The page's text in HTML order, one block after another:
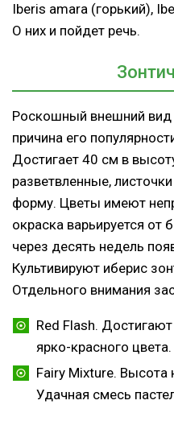
Iberis amara (горький), I
О них и пойдет речь.
Роскошный внешний вид
причина его
Достигает 40 см в
разветвленные,
форму. Цветы имеют
окраска варьируется от
через десять недель
Культивируют иберис
Отдельного внимания
Red Flash.
ярко-красного цвета.
Fairy Mixture. Высота
Удачная смесь